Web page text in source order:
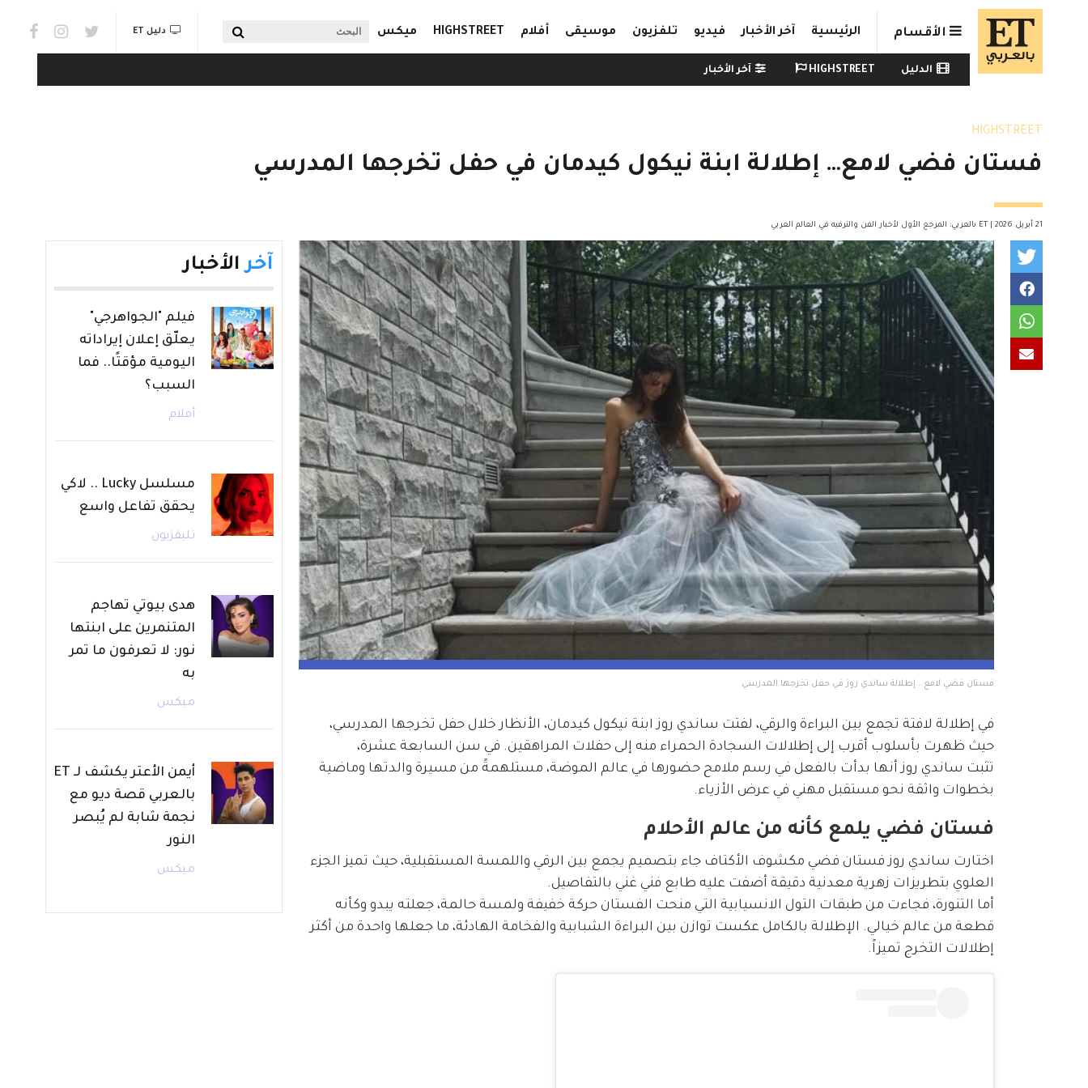
Skip to main content
الأقسام الرئيسية آخر الأخبار فيديو تلفزيون موسيقى أفلام HIGHSTREET ميكس البحث links & Watch
دليل ET
Watch menu
الدليل HIGHSTREET آخر الأخبار
HIGHSTREET
فستان فضي لامع… إطلالة ابنة نيكول كيدمان في حفل تخرجها المدرسي
21 أبريل 2026 | ET بالعربي: المرجع الأول لأخبار الفن والترفيه في العالم العربي
فستان فضي لامع… إطلالة ساندي روز في حفل تخرجها المدرسي
في إطلالة لافتة تجمع بين البراءة والرقي، لفتت ساندي روز ابنة نيكول كيدمان، الأنظار خلال حفل تخرجها المدرسي،
حيث ظهرت بأسلوب أقرب إلى إطلالات السجادة الحمراء منه إلى حفلات المراهقين. في سن السابعة عشرة،
تثبت ساندي روز أنها بدأت بالفعل في رسم ملامح حضورها في عالم الموضة، مستلهمةً من مسيرة والدتها وماضية
بخطوات واثقة نحو مستقبل مهني في عرض الأزياء.
فستان فضي يلمع كأنه من عالم الأحلام
اختارت ساندي روز فستان فضي مكشوف الأكتاف جاء بتصميم يجمع بين الرقي واللمسة المستقبلية، حيث تميز الجزء
العلوي بتطريزات زهرية معدنية دقيقة أضفت عليه طابع فني غني بالتفاصيل.
أما التنورة، فجاءت من طبقات التول الانسيابية التي منحت الفستان حركة خفيفة ولمسة حالمة، جعلته يبدو وكأنه
قطعة من عالم خيالي. الإطلالة بالكامل عكست توازن بين البراءة الشبابية والفخامة الهادئة، ما جعلها واحدة من أكثر
إطلالات التخرج تميزاً.
آخر الأخبار
فيلم "الجواهرجي"
يعلّق إعلان إيراداته
اليومية مؤقتًا.. فما
السبب؟
أفلام
مسلسل Lucky .. لاكي
يحقق تفاعل واسع
تليفزيون
هدى بيوتي تهاجم
المتنمرين على ابنتها
نور: لا تعرفون ما تمر
به
ميكس
أيمن الأعتر يكشف لـ ET
بالعربي قصة ديو مع
نجمة شابة لم يُبصر
النور
ميكس